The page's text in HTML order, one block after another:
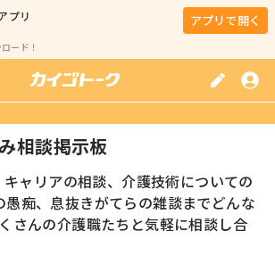
プリ
ード！
アプリで開く
相談掲示板
ャリアの相談、介護技術についての
痴、息抜きがてらの雑談までどんな
さんの介護職たちと気軽に相談し合